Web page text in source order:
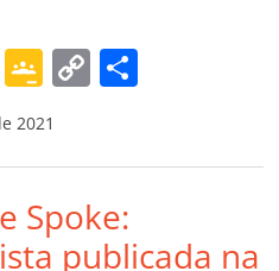
m
Li
n
G
o
o
gl
e
Cl
C
y
Li
n
p
til
2021
Spoke:
publicada na